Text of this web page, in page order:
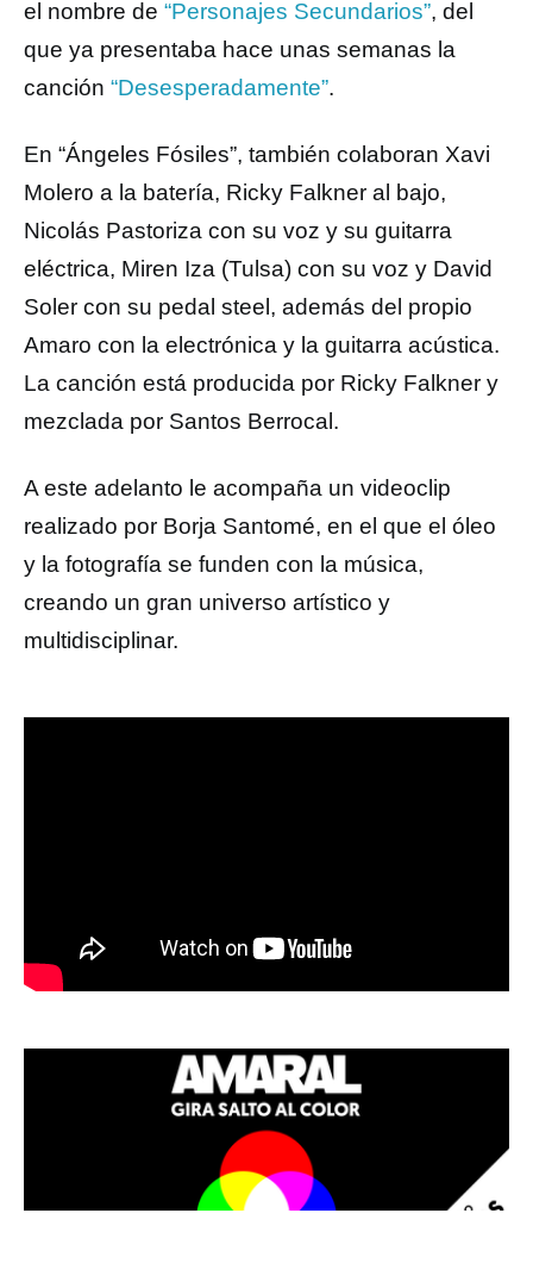
el nombre de “Personajes Secundarios”, del
que ya presentaba hace unas semanas la
canción “Desesperadamente”.
En “Ángeles Fósiles”, también colaboran Xavi
Molero a la batería, Ricky Falkner al bajo,
Nicolás Pastoriza con su voz y su guitarra
eléctrica, Miren Iza (Tulsa) con su voz y David
Soler con su pedal steel, además del propio
Amaro con la electrónica y la guitarra acústica.
La canción está producida por Ricky Falkner y
mezclada por Santos Berrocal.
A este adelanto le acompaña un videoclip
realizado por Borja Santomé, en el que el óleo
y la fotografía se funden con la música,
creando un gran universo artístico y
multidisciplinar.